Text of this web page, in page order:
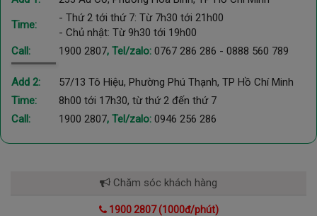
Time:
- Thứ 2 tới thứ 7: Từ 7h30 tới 21h00
- Chủ nhật: Từ 9h30 tới 19h00
Call:
1900 2807, Tel/zalo: 0767 286 286 - 0888 560 789
Add 2:
57/13 Tô Hiệu, Phường Phú Thạnh, TP Hồ Chí Minh
Time:
8h00 tới 17h30, từ thứ 2 đến thứ 7
Call:
1900 2807, Tel/zalo: 0946 256 286
Chăm sóc khách hàng
1900 2807 (1000đ/phút)